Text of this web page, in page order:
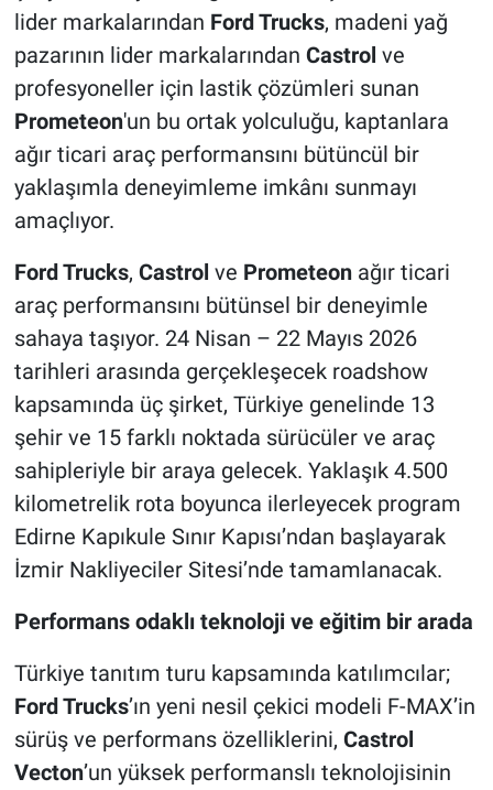
lider markalarından Ford Trucks, madeni yağ
pazarının lider markalarından Castrol ve
profesyoneller için lastik çözümleri sunan
Prometeon'un bu ortak yolculuğu, kaptanlara
ağır ticari araç performansını bütüncül bir
yaklaşımla deneyimleme imkânı sunmayı
amaçlıyor.
Ford Trucks, Castrol ve Prometeonağır ticari
araç performansını bütünsel bir deneyimle
sahaya taşıyor. 24 Nisan – 22 Mayıs 2026
tarihleri arasında gerçekleşecek roadshow
kapsamında üç şirket, Türkiye genelinde 13
şehir ve 15 farklı noktada sürücüler ve araç
sahipleriyle bir araya gelecek. Yaklaşık 4.500
kilometrelik rota boyunca ilerleyecek program
Edirne Kapıkule Sınır Kapısı’ndan başlayarak
İzmir Nakliyeciler Sitesi’nde tamamlanacak.
Performans odaklı teknoloji ve eğitim bir arada
Türkiye tanıtım turu kapsamında katılımcılar;
Ford Trucks’ın yeni nesil çekici modeli F-MAX’in
sürüş ve performans özelliklerini, Castrol
Vecton’un yüksek performanslı teknolojisinin